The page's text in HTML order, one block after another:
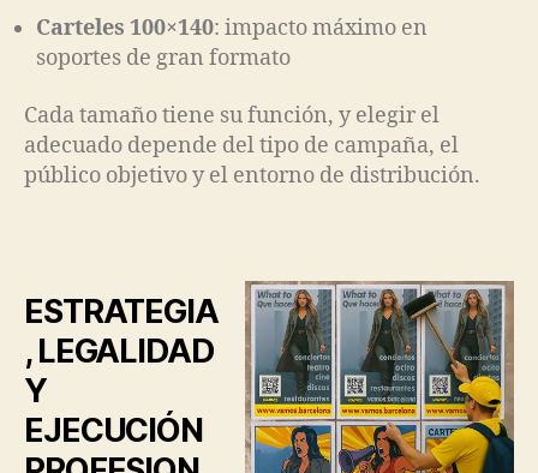
Carteles 100×140: impacto máximo en
soportes de gran formato
Cada tamaño tiene su función, y elegir el
adecuado depende del tipo de campaña, el
público objetivo y el entorno de distribución.
ESTRATEGIA
, LEGALIDAD
Y
EJECUCIÓN